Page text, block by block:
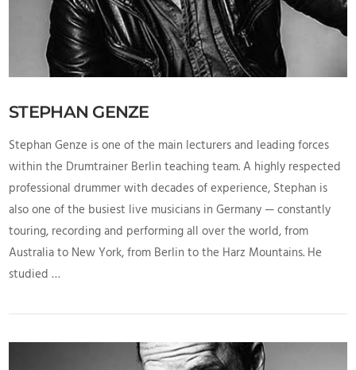
STEPHAN GENZE
Stephan Genze is one of the main lecturers and leading forces
within the Drumtrainer Berlin teaching team. A highly respected
professional drummer with decades of experience, Stephan is
also one of the busiest live musicians in Germany — constantly
touring, recording and performing all over the world, from
Australia to New York, from Berlin to the Harz Mountains. He
studied …